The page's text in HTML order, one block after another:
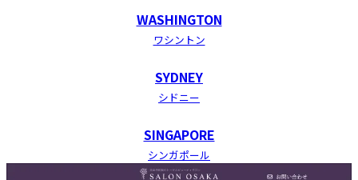
WASHINGTON
ワシントン
SYDNEY
シドニー
SINGAPORE
シンガポール